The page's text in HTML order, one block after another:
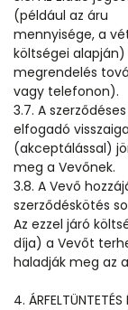
(például az áru
mennyisége, a
költségei alapján)
megrendelés
vagy telefonon).
3.7. A
elfogadó
(akceptálással)
meg a Vevőnek.
3.8. A Vevő
szerződéskötés
Az ezzel járó
díja) a Vevőt
haladják meg az
4. ÁRFELTÜNTETÉS